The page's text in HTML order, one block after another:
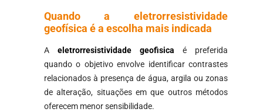
Quando a eletrorresistividade
geofísica é a escolha mais indicada
A eletrorresistividade geofisica é preferida
quando o objetivo envolve identificar contrastes
relacionados à presença de água, argila ou zonas
de alteração, situações em que outros métodos
oferecem menor sensibilidade.